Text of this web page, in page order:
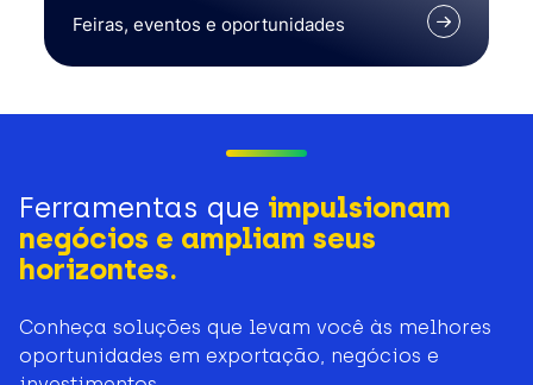
Feiras, eventos e oportunidades
Ferramentas que impulsionam
negócios e ampliam seus
horizontes.
Conheça soluções que levam você às melhores
oportunidades em exportação, negócios e